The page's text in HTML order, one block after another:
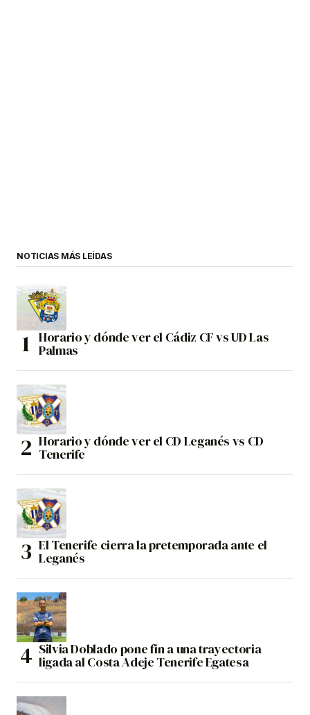
NOTICIAS MÁS LEÍDAS
Horario y dónde ver el Cádiz CF vs UD Las
Palmas
Horario y dónde ver el CD Leganés vs CD
Tenerife
El Tenerife cierra la pretemporada ante el
Leganés
Silvia Doblado pone fin a una trayectoria
ligada al Costa Adeje Tenerife Egatesa